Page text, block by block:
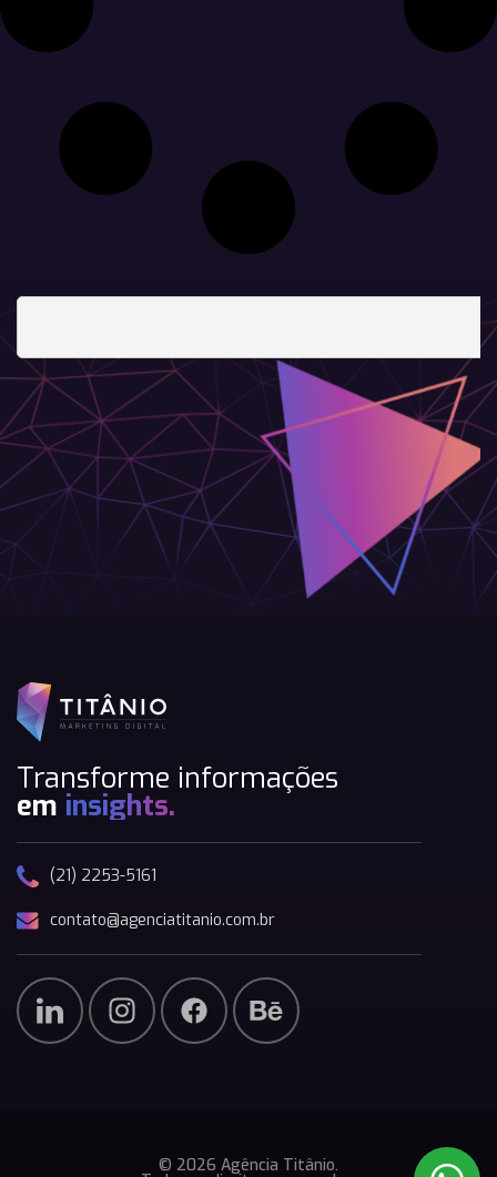
Transforme informações
em insights.
(21) 2253-5161
contato@agenciatitanio.com.br
© 2026 Agência Titânio.